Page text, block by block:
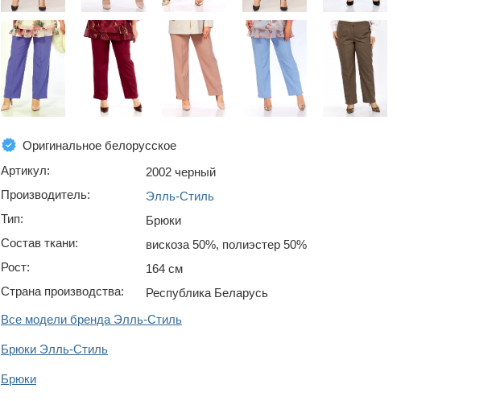
Оригинальное белорусское
Артикул:
2002 черный
Производитель:
Элль-Стиль
Тип:
Брюки
Состав ткани:
вискоза 50%, полиэстер 50%
Рост:
164 см
Страна производства:
Республика Беларусь
Все модели бренда Элль-Стиль
Брюки Элль-Стиль
Брюки